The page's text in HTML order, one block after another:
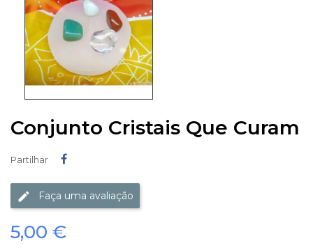
Conjunto Cristais Que Curam
Partilhar
Faça uma avaliação
5,00 €